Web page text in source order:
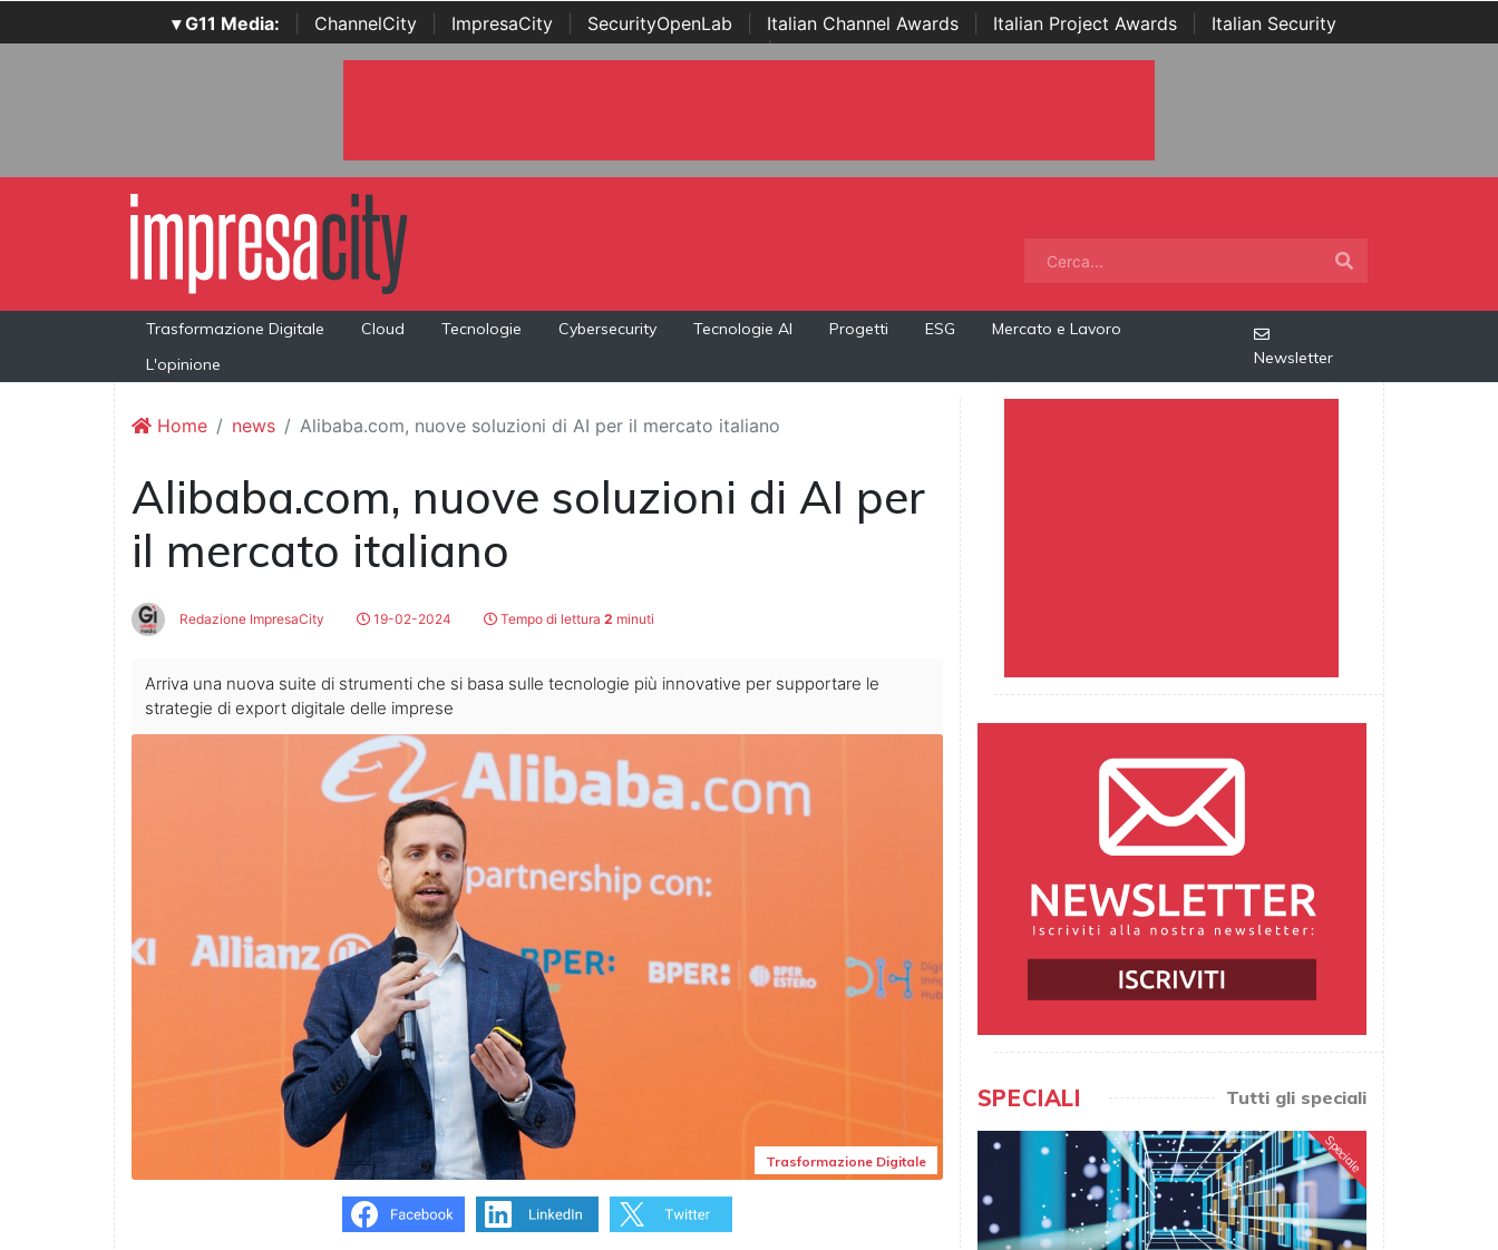
▾ G11 Media: ChannelCity ImpresaCity SecurityOpenLab Italian Channel Awards Italian Project Awards
Italian Security
Awards | ...
Trasformazione Digitale Cloud Tecnologie Cybersecurity Tecnologie AI Progetti ESG
Mercato e Lavoro
L'opinione
Newsletter
Home news Alibaba.com, nuove soluzioni di AI per il mercato italiano
Alibaba.com, nuove soluzioni di AI per
il mercato italiano
Redazione ImpresaCity 19-02-2024 Tempo di lettura 2 minuti
Arriva una nuova suite di strumenti che si basa sulle tecnologie più innovative per supportare le
strategie di export digitale delle imprese
Trasformazione Digitale
SPECIALI Tutti gli speciali
Speciale